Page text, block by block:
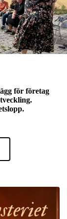
för företag